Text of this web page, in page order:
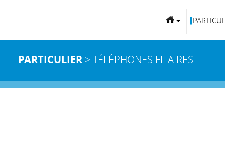
PARTICULIER > TÉLÉPHONES FILAIRES